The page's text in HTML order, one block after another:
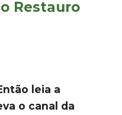
Restauro
leia a
o canal da